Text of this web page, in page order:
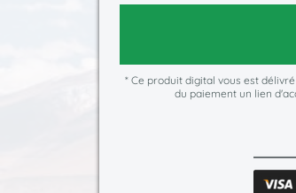
* Ce produit digital vous est
du paiement un lien